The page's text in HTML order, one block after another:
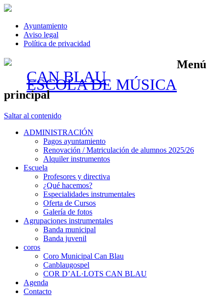
Ayuntamiento
Aviso legal
Política de privacidad
CAN BLAU
ESCOLA DE MÚSICA
Menú
principal
Saltar al contenido
ADMINISTRACIÓN
Pagos ayuntamiento
Renovación / Matriculación de alumnos 2025/26
Alquiler instrumentos
Escuela
Profesores y directiva
¿Qué hacemos?
Especialidades instrumentales
Oferta de Cursos
Galería de fotos
Agrupaciones instrumentales
Banda municipal
Banda juvenil
coros
Coro Municipal Can Blau
Canblaugospel
COR D’AL·LOTS CAN BLAU
Agenda
Contacto